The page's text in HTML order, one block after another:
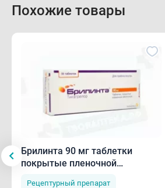
Похожие товары
Брилинта 90 мг таблетки
покрытые пленочной
Рецептурный препарат